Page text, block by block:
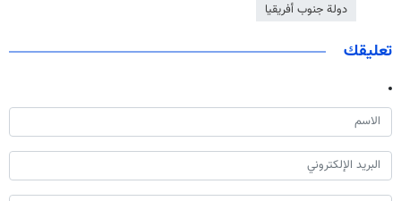
دولة جنوب أفريقيا
تعليقك